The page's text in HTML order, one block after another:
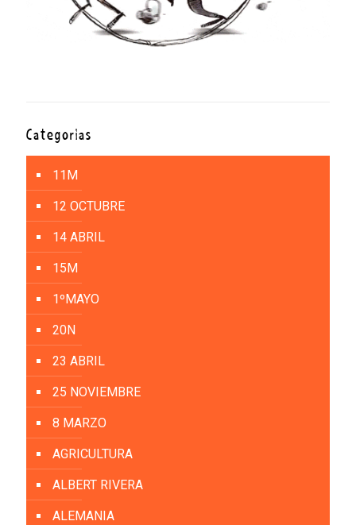
Categorías
11M
12 OCTUBRE
14 ABRIL
15M
1ºMAYO
20N
23 ABRIL
25 NOVIEMBRE
8 MARZO
AGRICULTURA
ALBERT RIVERA
ALEMANIA